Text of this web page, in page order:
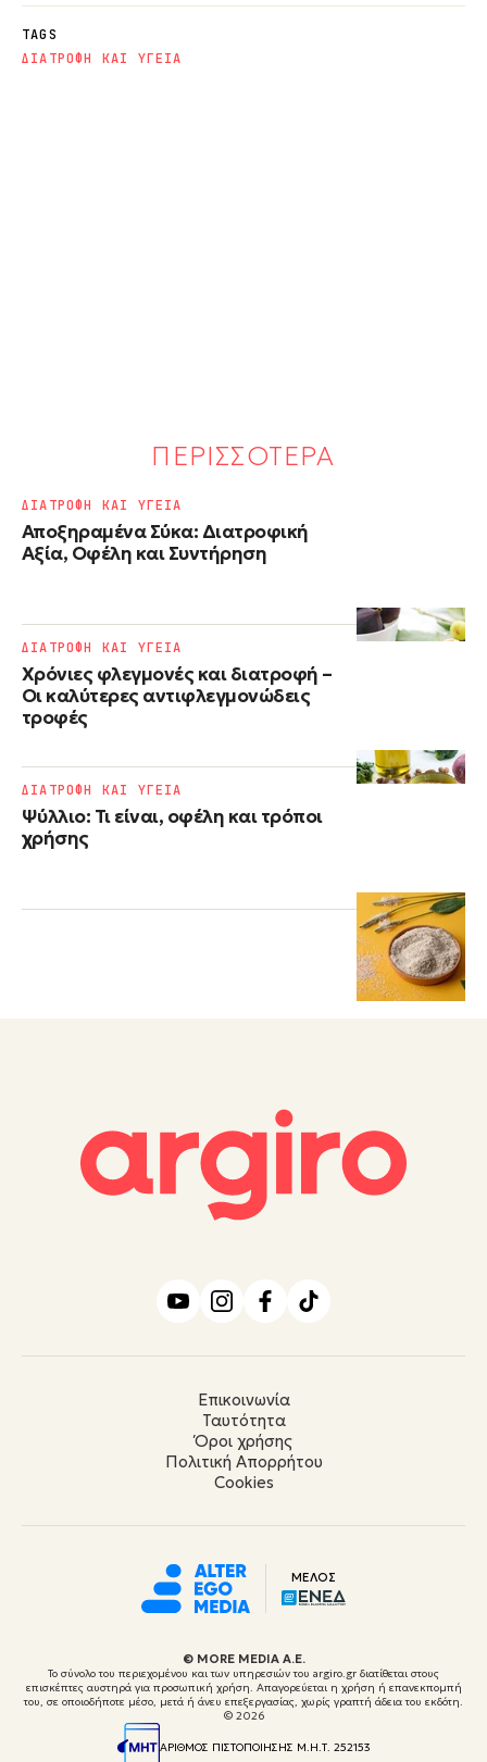
TAGS
ΔΙΑΤΡΟΦΗ ΚΑΙ ΥΓΕΙΑ
ΠΕΡΙΣΣΟΤΕΡΑ
Αποξηραμένα Σύκα: Διατροφική
Αξία, Οφέλη και Συντήρηση
ΔΙΑΤΡΟΦΗ ΚΑΙ ΥΓΕΙΑ
Χρόνιες φλεγμονές και διατροφή –
Οι καλύτερες αντιφλεγμονώδεις
τροφές
ΔΙΑΤΡΟΦΗ ΚΑΙ ΥΓΕΙΑ
Ψύλλιο: Τι είναι, οφέλη και τρόποι
χρήσης
ΔΙΑΤΡΟΦΗ ΚΑΙ ΥΓΕΙΑ
Επικοινωνία
Ταυτότητα
Όροι χρήσης
Πολιτική Απορρήτου
Cookies
ΜΕΛΟΣ
© ΜORE MEDIA Α.Ε.
Το σύνολο του περιεχομένου και των υπηρεσιών του argiro.gr διατίθεται στους
επισκέπτες αυστηρά για προσωπική χρήση. Απαγορεύεται η χρήση ή επανεκπομπή
του, σε οποιοδήποτε μέσο, μετά ή άνευ επεξεργασίας, χωρίς γραπτή άδεια του εκδότη.
© 2026
ΑΡΙΘΜΟΣ ΠΙΣΤΟΠΟΙΗΣΗΣ Μ.Η.Τ. 252153